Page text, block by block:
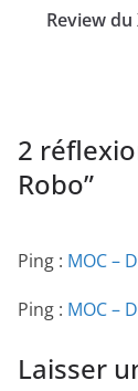
Review du
2
Robo”
Ping : MOC –
Ping : MOC –
Laisser